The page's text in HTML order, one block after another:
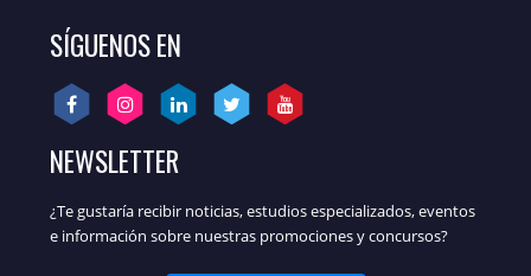
SÍGUENOS EN
NEWSLETTER
¿Te gustaría recibir noticias, estudios especializados, eventos
e información sobre nuestras promociones y concursos?